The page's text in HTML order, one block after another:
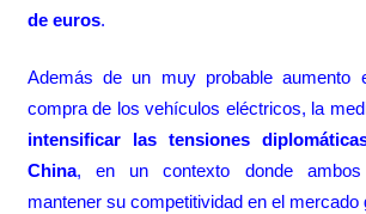
de euros.
Además de un muy probable aumento
compra de los vehículos eléctricos, la
intensificar las tensiones
China, en un contexto donde ambos
mantener su competitividad en el mercado